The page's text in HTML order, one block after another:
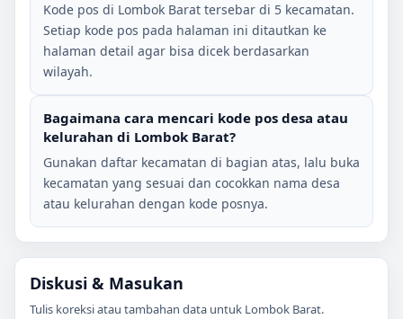
Kode pos di Lombok Barat tersebar di 5 kecamatan.
Setiap kode pos pada halaman ini ditautkan ke
halaman detail agar bisa dicek berdasarkan
wilayah.
Bagaimana cara mencari kode pos desa atau
kelurahan di Lombok Barat?
Gunakan daftar kecamatan di bagian atas, lalu buka
kecamatan yang sesuai dan cocokkan nama desa
atau kelurahan dengan kode posnya.
Diskusi & Masukan
Tulis koreksi atau tambahan data untuk Lombok Barat.